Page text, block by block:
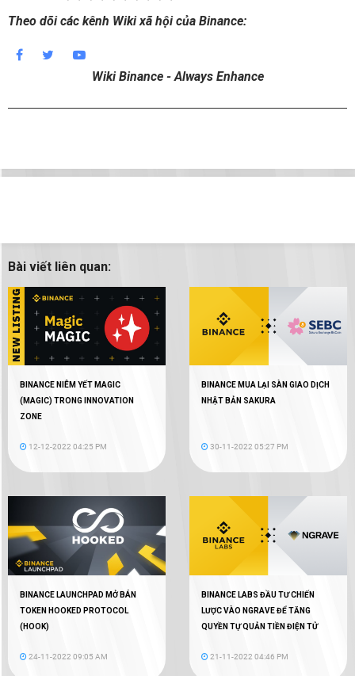
Theo dõi các kênh Wiki xã hội của Binance:
Wiki Binance - Always Enhance
Bài viết liên quan:
BINANCE NIÊM YẾT MAGIC
(MAGIC) TRONG INNOVATION
ZONE
12-12-2022 04:25 PM
BINANCE MUA LẠI SÀN GIAO DỊCH
NHẬT BẢN SAKURA
30-11-2022 05:27 PM
BINANCE LAUNCHPAD MỞ BÁN
TOKEN HOOKED PROTOCOL
(HOOK)
24-11-2022 09:05 AM
BINANCE LABS ĐẦU TƯ CHIẾN
LƯỢC VÀO NGRAVE ĐỂ TĂNG
QUYỀN TỰ QUẢN TIỀN ĐIỆN TỬ
21-11-2022 04:46 PM